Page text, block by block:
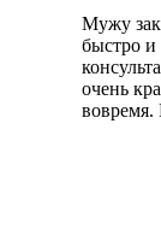
Мужу
быстро и
очень
вовремя.